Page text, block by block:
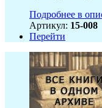
Подробнее в
Артикул: 15-008
Перейти